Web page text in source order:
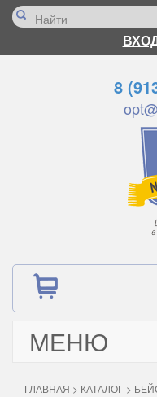
8
МЕНЮ
ГЛАВНАЯ > КАТАЛОГ >